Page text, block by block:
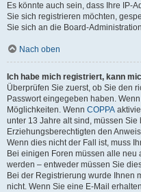
Es könnte auch sein, dass Ihre IP-
Sie sich registrieren möchten,
Sie sich an die Board-
Nach oben
Ich habe mich registriert, kann
Überprüfen Sie zuerst, ob Sie den
Passwort eingegeben haben.
Möglichkeiten. Wenn COPPA
unter 13 Jahre alt sind, müssen
Erziehungsberechtigten den
Wenn dies nicht der Fall ist, muss
Bei einigen Foren müssen alle
werden – entweder müssen Sie
Bei der Registrierung wurde Ihnen
nicht. Wenn Sie eine E-Mail